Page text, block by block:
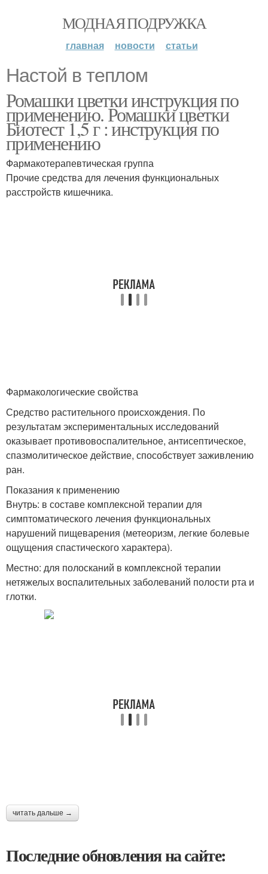
МОДНАЯ ПОДРУЖКА
главная новости статьи
Настой в теплом
Ромашки цветки инструкция по
применению. Ромашки цветки
Биотест 1,5 г : инструкция по
применению
Фармакотерапевтическая группа
Прочие средства для лечения функциональных
расстройств кишечника.
Фармакологические свойства
Средство растительного происхождения. По
результатам экспериментальных исследований
оказывает противовоспалительное, антисептическое,
спазмолитическое действие, способствует заживлению
ран.
Показания к применению
Внутрь: в составе комплексной терапии для
симптоматического лечения функциональных
нарушений пищеварения (метеоризм, легкие болевые
ощущения спастического характера).
Местно: для полосканий в комплексной терапии
нетяжелых воспалительных заболеваний полости рта и
глотки.
читать дальше →
Последние обновления на сайте: